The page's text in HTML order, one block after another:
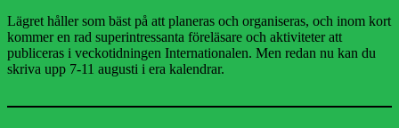
Lägret håller som bäst på att planeras och organiseras, och inom kort
kommer en rad superintressanta föreläsare och aktiviteter att
publiceras i veckotidningen Internationalen. Men redan nu kan du
skriva upp 7-11 augusti i era kalendrar.